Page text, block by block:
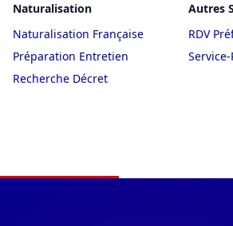
Naturalisation
Naturalisation Française
Préparation Entretien
Recherche Décret
Autres
RDV